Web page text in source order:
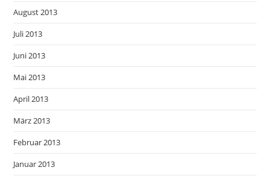
August 2013
Juli 2013
Juni 2013
Mai 2013
April 2013
März 2013
Februar 2013
Januar 2013